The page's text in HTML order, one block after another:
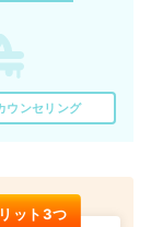
ウンセリング
ット3つ